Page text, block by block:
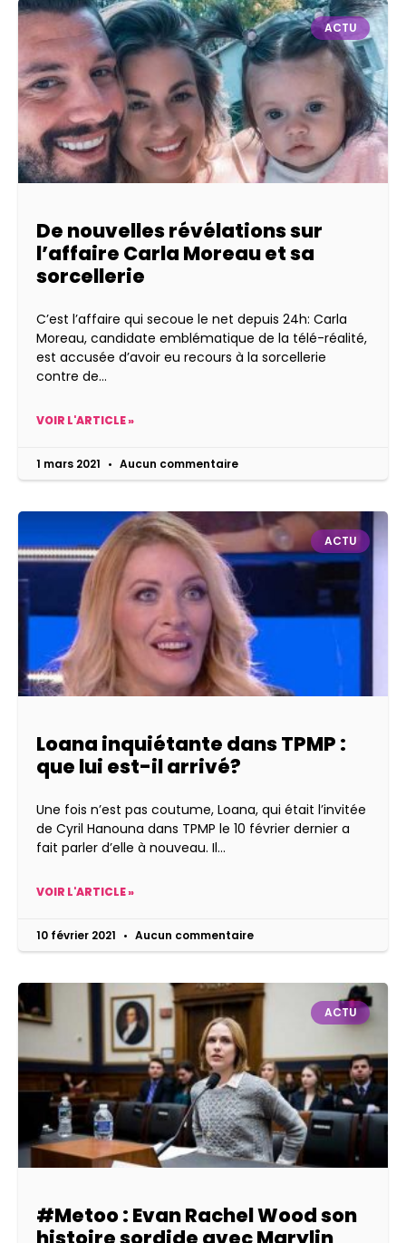
ACTU
De nouvelles révélations sur
l’affaire Carla Moreau et sa
sorcellerie
C’est l’affaire qui secoue le net depuis 24h: Carla
Moreau, candidate emblématique de la télé-réalité,
est accusée d’avoir eu recours à la sorcellerie
contre de
VOIR L'ARTICLE »
1 mars 2021 Aucun commentaire
ACTU
Loana inquiétante dans TPMP :
que lui est-il arrivé?
Une fois n’est pas coutume, Loana, qui était l’invitée
de Cyril Hanouna dans TPMP le 10 février dernier a
fait parler d’elle à nouveau. Il
VOIR L'ARTICLE »
10 février 2021 Aucun commentaire
ACTU
#Metoo : Evan Rachel Wood son
histoire sordide avec Marylin